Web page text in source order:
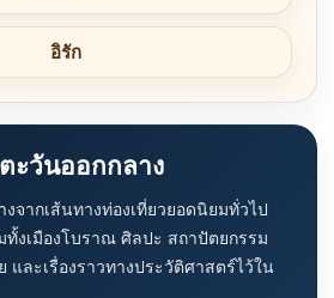
อิรัก
ะวันออกกลาง
จากเส้นทางท่องเที่ยวยอดนิยมทั่วไป
ทั้งเมืองโบราณ ศิลปะ สถาปัตยกรรม
และเรื่องราวทางประวัติศาสตร์ไว้ใน